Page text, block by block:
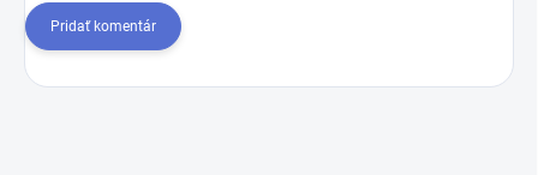
Pridať komentár